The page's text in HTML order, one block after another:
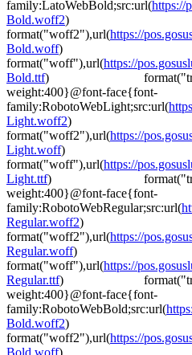
family:LatoWebBold;src:url(https://
Bold.woff2)
format("woff2"),url(https://
Bold.woff)
format("woff"),url(https://
Bold.ttf)
weight:400}@font-face{font-
family:RobotoWebLight;src:url(
Light.woff2)
format("woff2"),url(https://
Light.woff)
format("woff"),url(https://
Light.ttf)
weight:400}@font-face{font-
family:RobotoWebRegular;src:url(
Regular.woff2)
format("woff2"),url(https://
Regular.woff)
format("woff"),url(https://
Regular.ttf)
weight:400}@font-face{font-
family:RobotoWebBold;src:url(
Bold.woff2)
format("woff2"),url(https://
Bold.woff)